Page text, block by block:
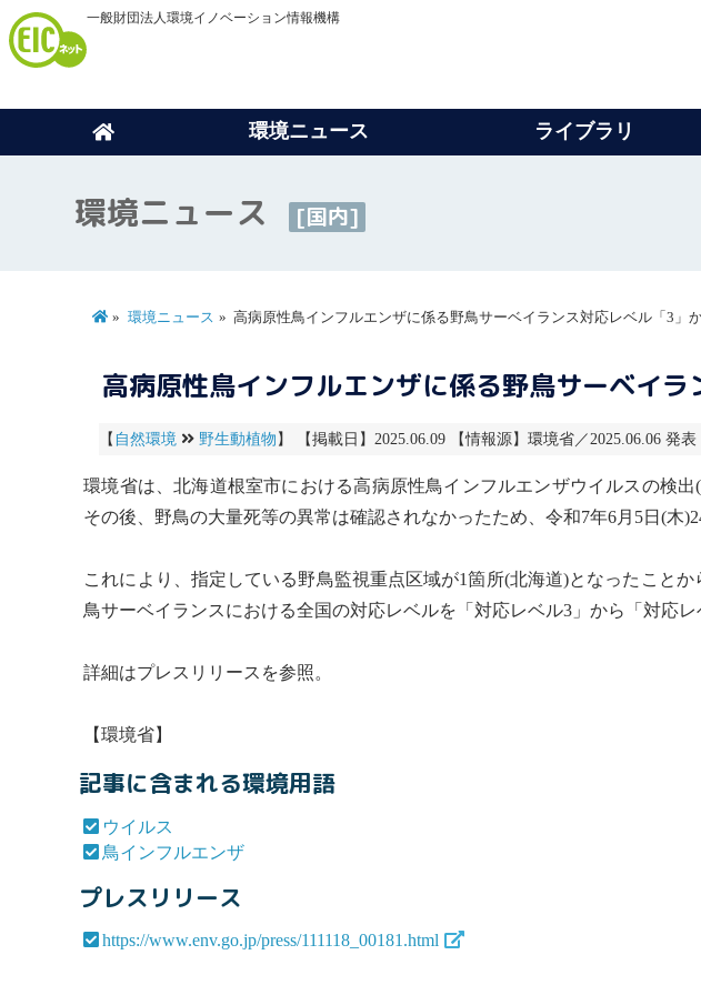
一般財団法人環境イノベーション情報機構
環境ニュース ライブラリ
環境ニュース [国内]
環境ニュース 高病原性鳥インフルエンザに係る野鳥サーベイランス対応レベル「3」
高病原性鳥インフルエンザに係る野鳥サーベイ
【 自然環境 野生動植物 】 【掲載日】2025.06.09 【情報源】環境省／2025.06.06 発表
環境省は、北海道根室市における高病原性鳥インフルエンザウイルスの検出
その後、野鳥の大量死等の異常は確認されなかったため、令和7年6月5日(木
これにより、指定している野鳥監視重点区域が1箇所(北海道)となったこと
鳥サーベイランスにおける全国の対応レベルを「対応レベル3」から「対応レ
詳細はプレスリリースを参照。
【環境省】
記事に含まれる環境用語
ウイルス
鳥インフルエンザ
プレスリリース
https://www.env.go.jp/press/111118_00181.html